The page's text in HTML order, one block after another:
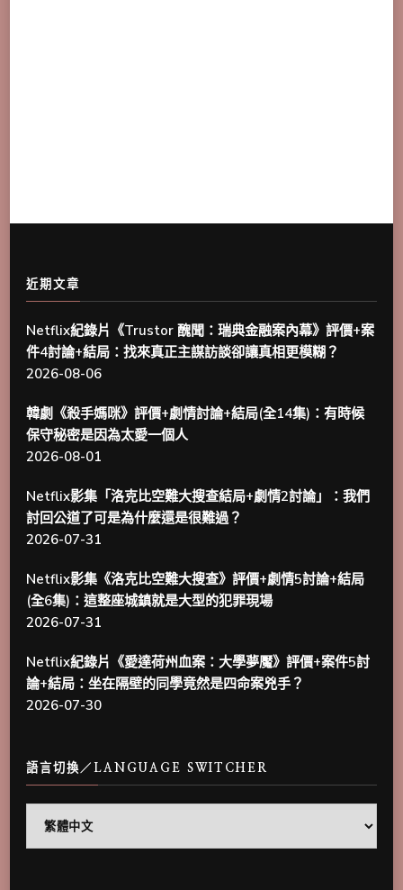
近期文章
Netflix紀錄片《Trustor 醜聞：瑞典金融案內幕》評價+案
件4討論+結局：找來真正主謀訪談卻讓真相更模糊？
2026-08-06
韓劇《殺手媽咪》評價+劇情討論+結局(全14集)：有時候
保守秘密是因為太愛一個人
2026-08-01
Netflix影集「洛克比空難大搜查結局+劇情2討論」：我們
討回公道了可是為什麼還是很難過？
2026-07-31
Netflix影集《洛克比空難大搜查》評價+劇情5討論+結局
(全6集)：這整座城鎮就是大型的犯罪現場
2026-07-31
Netflix紀錄片《愛達荷州血案：大學夢魘》評價+案件5討
論+結局：坐在隔壁的同學竟然是四命案兇手？
2026-07-30
語言切換／LANGUAGE SWITCHER